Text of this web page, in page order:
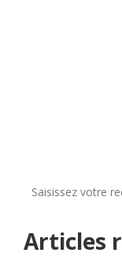
Articles